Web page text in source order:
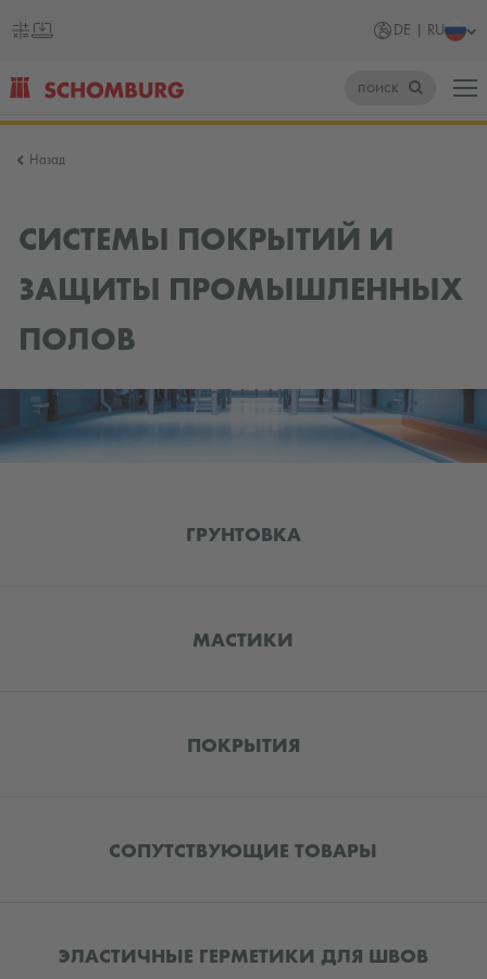
DE | RU
Германия
поиск
Назад
СИСТЕМЫ ПОКРЫТИЙ И
ЗАЩИТЫ ПРОМЫШЛЕННЫХ
ПОЛОВ
ГРУНТОВКА
МАСТИКИ
ПОКРЫТИЯ
СОПУТСТВУЮЩИЕ ТОВАРЫ
ЭЛАСТИЧНЫЕ ГЕРМЕТИКИ ДЛЯ ШВОВ